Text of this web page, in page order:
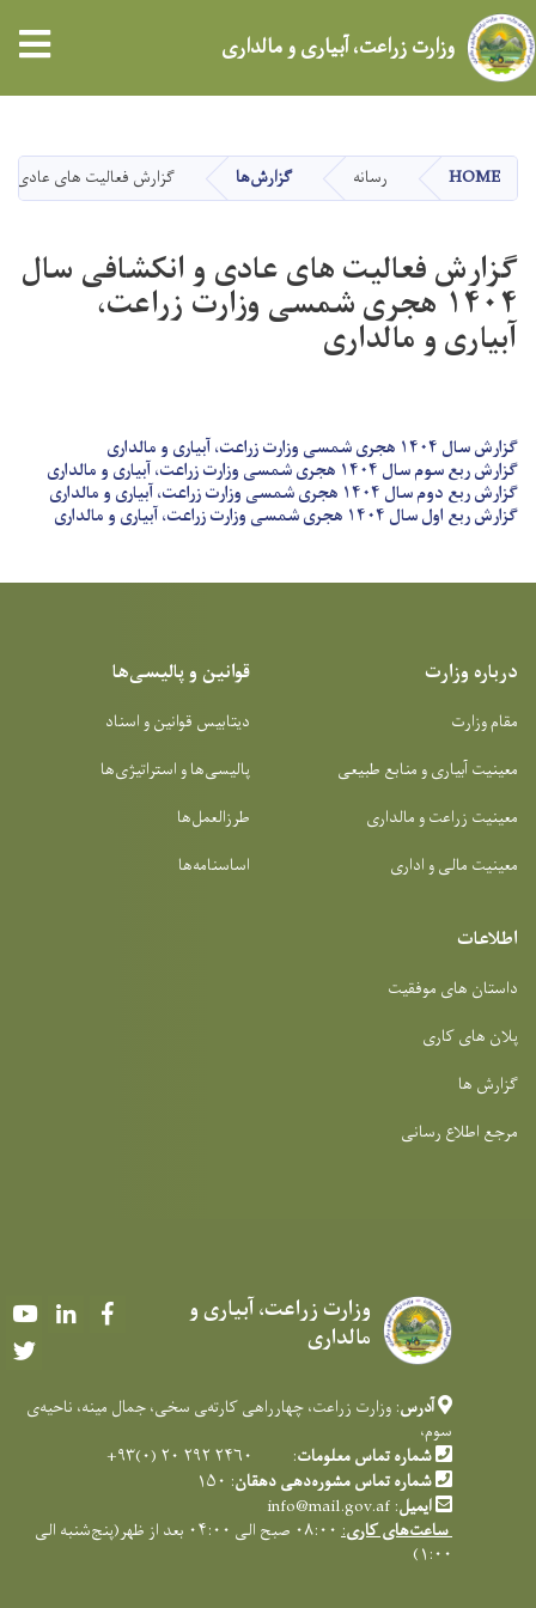
main
content
وزارت زراعت، آبیاری و مالداری
HOME رسانه گزارش‌ها گزارش فعالیت های عادی و انکشافی سال ۱۴۰۴ هجری شمسی
گزارش فعالیت های عادی و انکشافی سال
۱۴۰۴ هجری شمسی وزارت زراعت،
آبیاری و مالداری
گزارش سال ۱۴۰۴ هجری شمسی وزارت زراعت، آبیاری و مالداری
گزارش ربع سوم سال ۱۴۰۴ هجری شمسی وزارت زراعت، آبیاری و مالداری
گزارش ربع دوم سال ۱۴۰۴ هجری شمسی وزارت زراعت، آبیاری و مالداری
گزارش ربع اول سال ۱۴۰۴ هجری شمسی وزارت زراعت، آبیاری و مالداری
درباره وزارت
مقام وزارت
معینیت آبیاری و منابع طبیعی
معینیت زراعت و مالداری
معینیت مالی و اداری
قوانین و پالیسی‌ها
دیتابیس قوانین و اسناد
پالیسی‌ها و استراتیژی‌ها
طرزالعمل‌ها
اساسنامه‌ها
اطلاعات
داستان های موفقیت
پلان های کاری
گزارش ها
مرجع اطلاع رسانی
وزارت زراعت، آبیاری و
مالداری
YoutubeLinkedIn
آدرس: وزارت زراعت، چهارراهی کارته‌‍ی سخی، جمال مینه، ناحیه‌ی
سوم،
شماره تماس معلومات: ۲۴۶۰ ۲۹۲ ۲۰ (۰)۹۳+
شماره تماس مشوره‌دهی دهقان: ۱۵۰
ایمیل:
info@mail.gov.af
ساعت‌های کاری:
۰۸:۰۰ صبح الی ۰۴:۰۰ بعد از ظهر(پنج‌شنبه الی
۱:۰۰)